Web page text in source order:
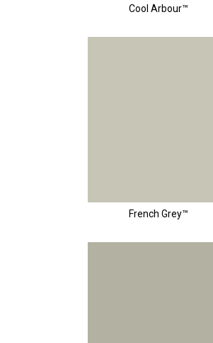
Cool Arbour™
French Grey™